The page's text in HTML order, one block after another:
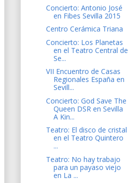
Concierto: Antonio José
en Fibes Sevilla 2015
Centro Cerámica Triana
Concierto: Los Planetas
en el Teatro Central de
Se...
VII Encuentro de Casas
Regionales España en
Sevill...
Concierto: God Save The
Queen DSR en Sevilla
A Kin...
Teatro: El disco de cristal
en el Teatro Quintero
...
Teatro: No hay trabajo
para un payaso viejo
en La ...